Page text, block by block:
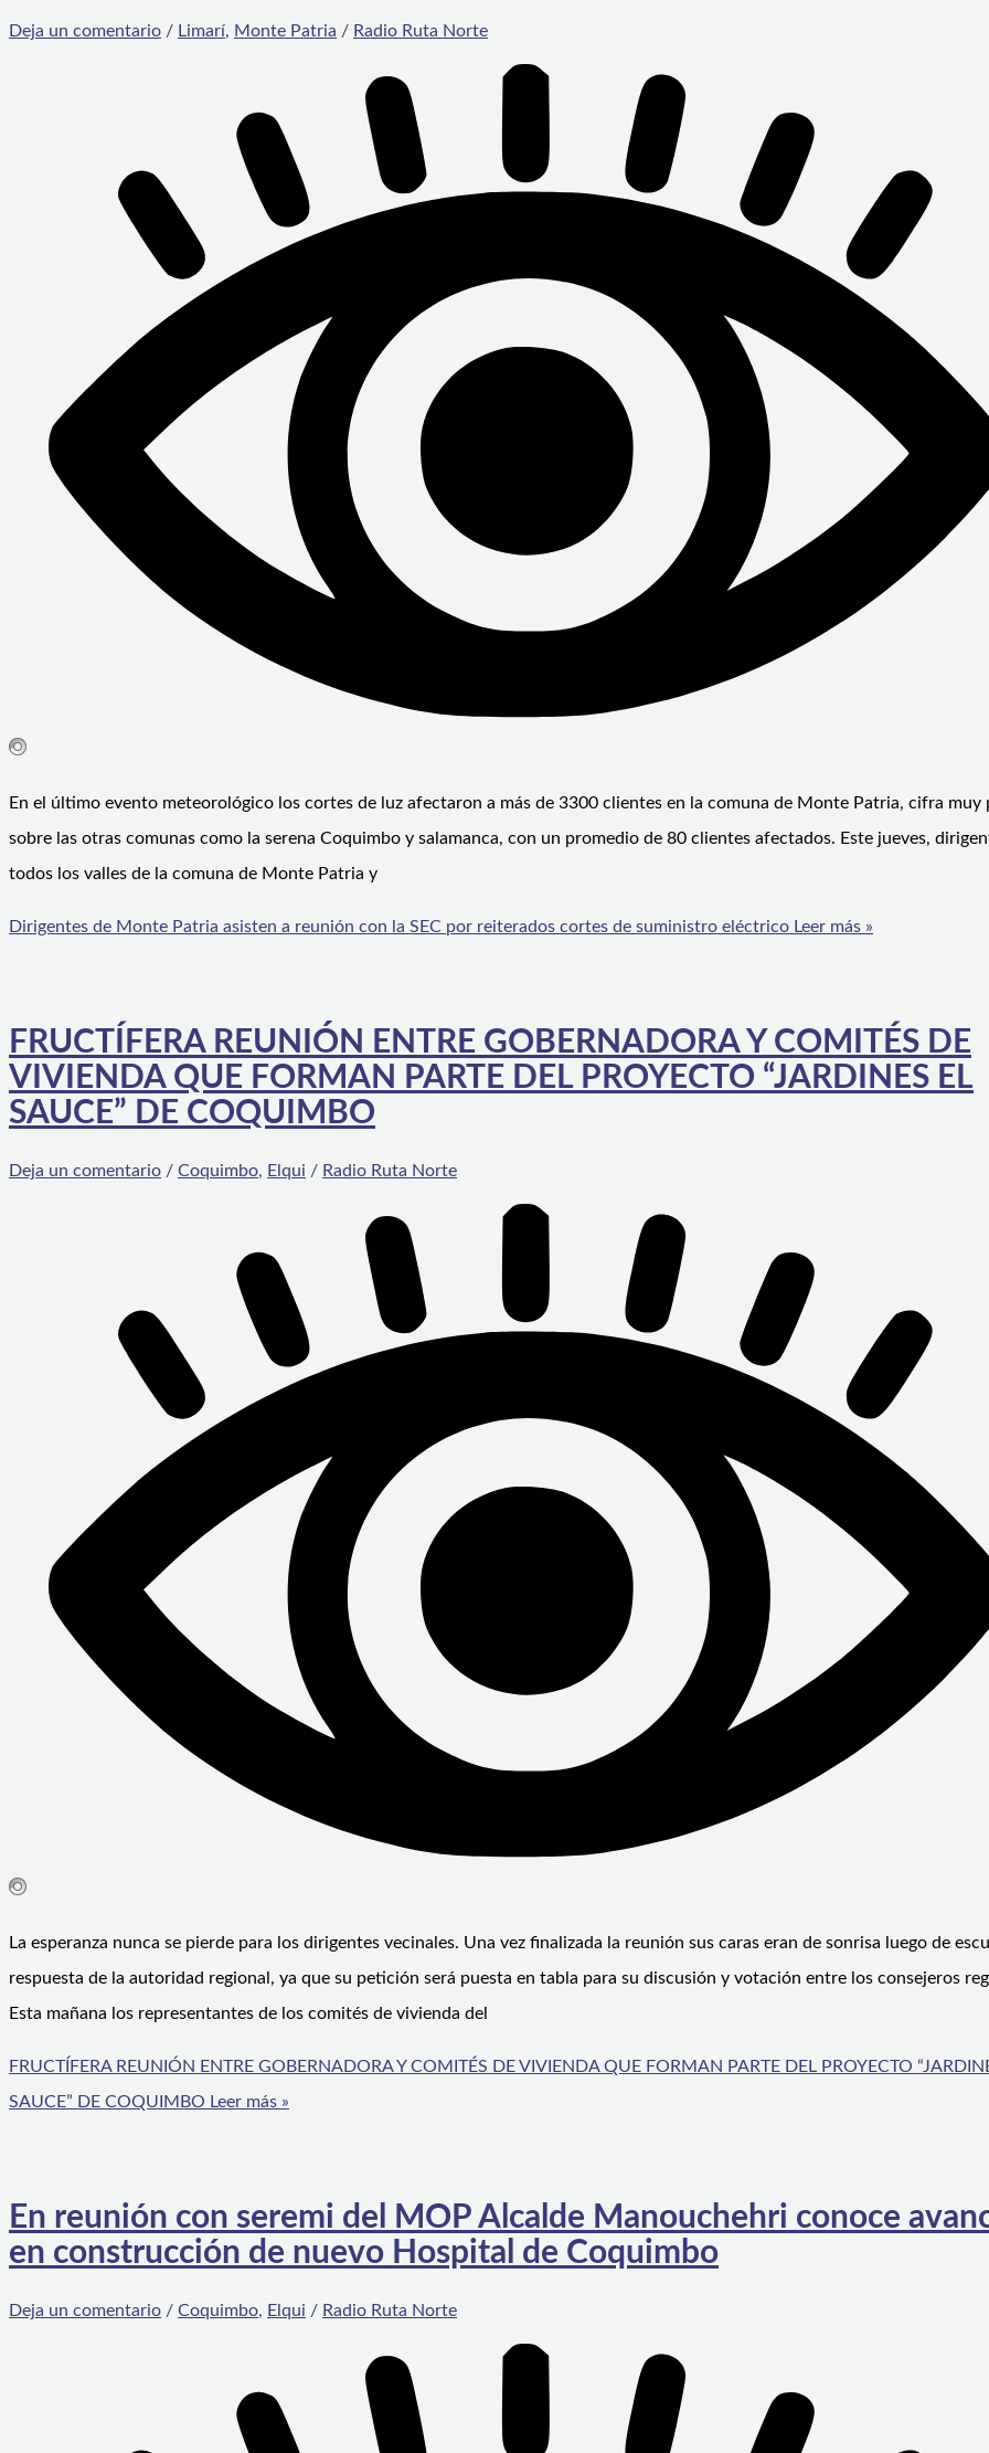
Deja un comentario / Limarí, Monte Patria / Radio Ruta Norte
En el último evento meteorológico los cortes de luz afectaron a más de 3300 clientes en la comuna de Monte Patria, cifra muy
sobre las otras comunas como la serena Coquimbo y salamanca, con un promedio de 80 clientes afectados. Este jueves,
todos los valles de la comuna de Monte Patria y
Dirigentes de Monte Patria asisten a reunión con la SEC por reiterados cortes de suministro eléctrico Leer más »
FRUCTÍFERA REUNIÓN ENTRE GOBERNADORA Y COMITÉS DE
VIVIENDA QUE FORMAN PARTE DEL PROYECTO “JARDINES EL
SAUCE” DE COQUIMBO
Deja un comentario / Coquimbo, Elqui / Radio Ruta Norte
La esperanza nunca se pierde para los dirigentes vecinales. Una vez finalizada la reunión sus caras eran de sonrisa luego de
respuesta de la autoridad regional, ya que su petición será puesta en tabla para su discusión y votación entre los consejeros
Esta mañana los representantes de los comités de vivienda del
FRUCTÍFERA REUNIÓN ENTRE GOBERNADORA Y COMITÉS DE VIVIENDA QUE FORMAN PARTE DEL PROYECTO
SAUCE” DE COQUIMBO Leer más »
En reunión con seremi del MOP Alcalde Manouchehri conoce
en construcción de nuevo Hospital de Coquimbo
Deja un comentario / Coquimbo, Elqui / Radio Ruta Norte